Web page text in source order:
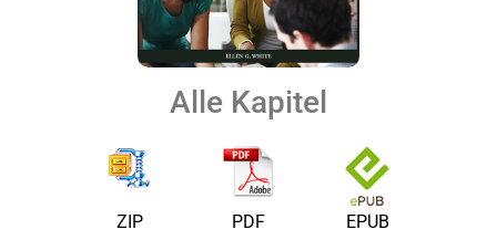
Alle Kapitel
ZIP PDF EPUB